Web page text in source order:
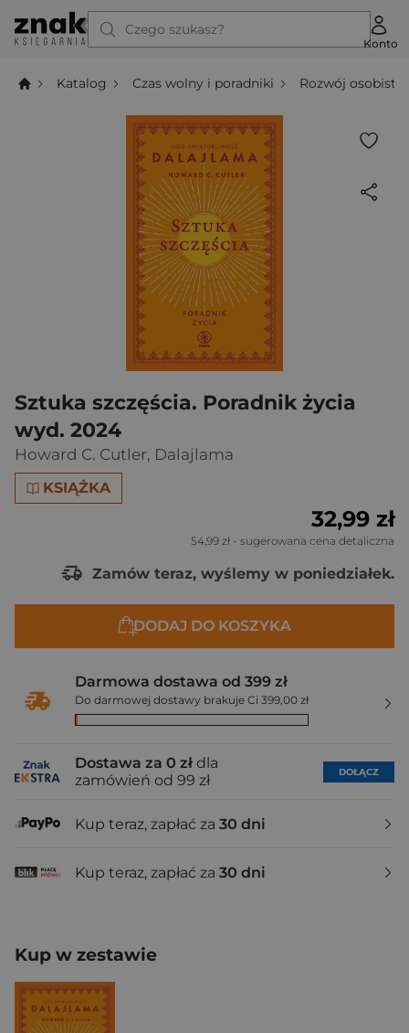
Czego szukasz?
Konto
Katalog Czas wolny i poradniki Rozwój osobisty
Sztuka szczęścia. Poradnik życia
wyd. 2024
Howard C. Cutler, Dalajlama
KSIĄŻKA
32,99 zł
54,99 zł - sugerowana cena detaliczna
Zamów teraz, wyślemy w poniedziałek.
DODAJ DO KOSZYKA
Darmowa dostawa od 399 zł
Do darmowej dostawy brakuje Ci 399,00 zł
Dostawa za 0 zł dla
zamówień od 99 zł
DOŁĄCZ
Kup teraz, zapłać za 30 dni
Kup teraz, zapłać za 30 dni
Kup w zestawie